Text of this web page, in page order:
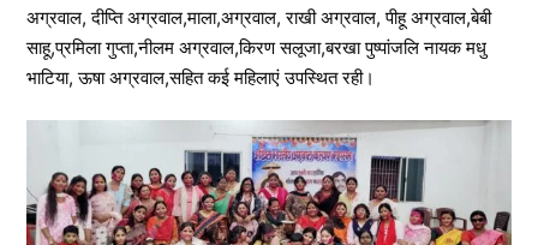
अग्रवाल, दीप्ति अग्रवाल,माला,अग्रवाल, राखी अग्रवाल, पीहू अग्रवाल,बेबी
साहू,प्रमिला गुप्ता,नीलम अग्रवाल,किरण सलूजा,बरखा पुष्पांजलि नायक मधु
भाटिया, ऊषा अग्रवाल,सहित कई महिलाएं उपस्थित रही।